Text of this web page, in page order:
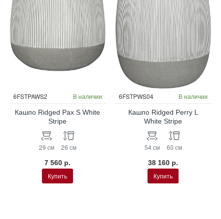
6FSTPAWS2 В наличии
Кашпо Ridged Pax S White
Stripe
29 см 26 см
7 560 р.
Купить
6FSTPWS04 В наличии
Кашпо Ridged Perry L
White Stripe
54 см 60 см
38 160 р.
Купить